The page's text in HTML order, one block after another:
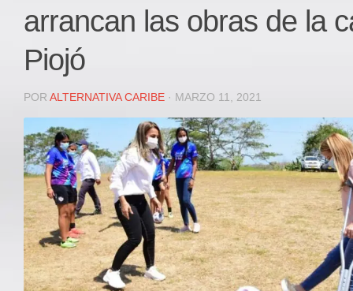
JUDICIAL
REGIONAL
DEPARTAMENTAL
Internacional
OPINIÓN
Contactenos
facebook
Twitter
Instagram
Registro ISSN: 2711-3299
arrancan las obras de la
Piojó
POR ALTERNATIVA CARIBE · MARZO 11, 2021